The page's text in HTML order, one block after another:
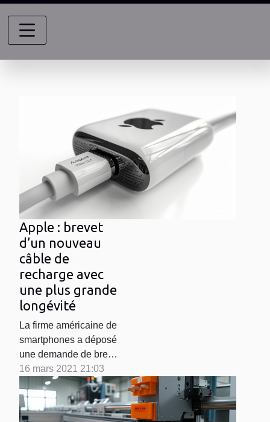
Apple : brevet
d’un nouveau
câble de
recharge avec
une plus grande
longévité
La firme américaine de
smartphones a déposé
une demande de brevet
que l’office nationale
américaine a publié. La
publication montre
qu’un nouveau type de
16 mars 2021 21:03